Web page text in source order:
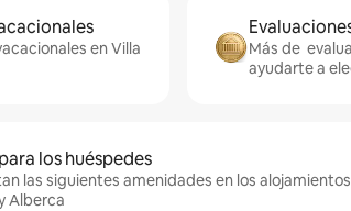
en Villa
Más de
ayudarte a
los huéspedes
las siguientes amenidades en los alojamientos
Alberca